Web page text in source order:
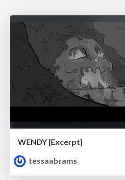
WENDY [Excerpt]
tessaabrams